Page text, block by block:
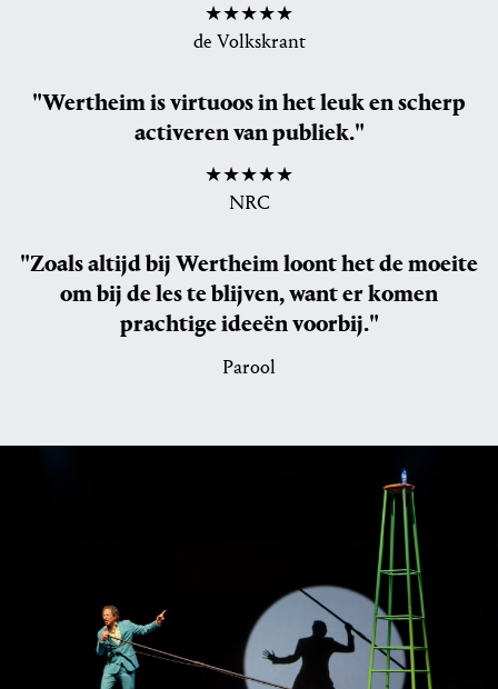
★★★★★
de Volkskrant
"Wertheim is virtuoos in het leuk en scherp
activeren van publiek."
★★★★★
NRC
"Zoals altijd bij Wertheim loont het de moeite
om bij de les te blijven, want er komen
prachtige ideeën voorbij."
Parool